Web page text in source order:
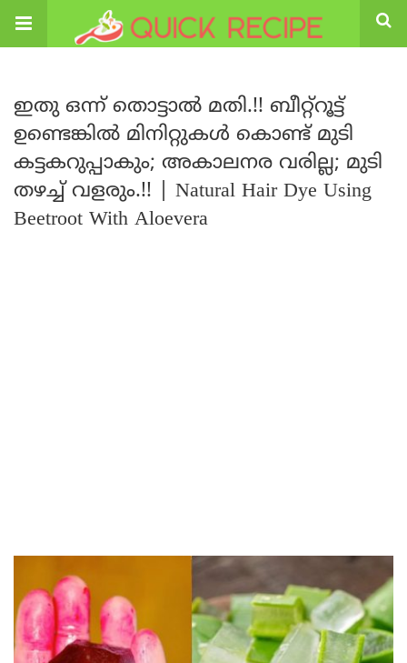
ഇതു ഒന്ന് തൊട്ടാൽ മതി.!! ബീറ്റ്റൂട്ട്
ഉണ്ടെങ്കിൽ മിനിറ്റുകൾ കൊണ്ട് മുടി
കട്ടകറുപ്പാകും; അകാലനര വരില്ല; മുടി
തഴച്ച് വളരും.!! | Natural Hair Dye Using
Beetroot With Aloevera